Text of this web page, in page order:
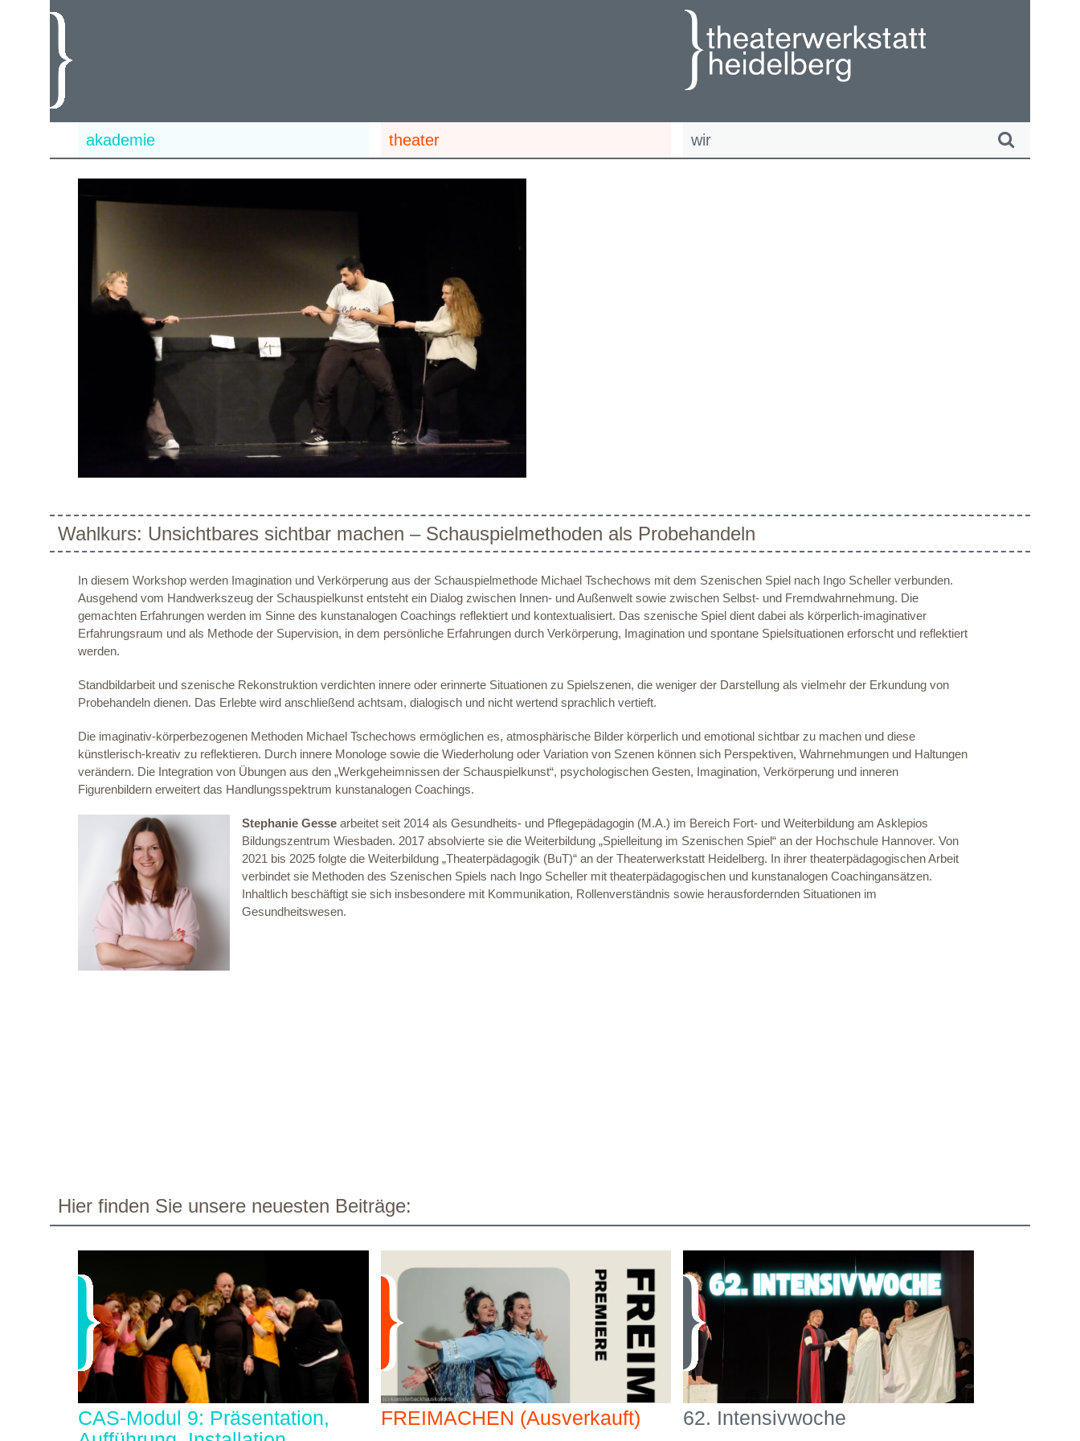
akademie theater wir
Wahlkurs: Unsichtbares sichtbar machen – Schauspielmethoden als Probehandeln
In diesem Workshop werden Imagination und Verkörperung aus der Schauspielmethode Michael Tschechows mit dem Szenischen Spiel nach Ingo Scheller verbunden.
Ausgehend vom Handwerkszeug der Schauspielkunst entsteht ein Dialog zwischen Innen- und Außenwelt sowie zwischen Selbst- und Fremdwahrnehmung. Die
gemachten Erfahrungen werden im Sinne des kunstanalogen Coachings reflektiert und kontextualisiert. Das szenische Spiel dient dabei als körperlich-imaginativer
Erfahrungsraum und als Methode der Supervision, in dem persönliche Erfahrungen durch Verkörperung, Imagination und spontane Spielsituationen erforscht und reflektiert
werden.
Standbildarbeit und szenische Rekonstruktion verdichten innere oder erinnerte Situationen zu Spielszenen, die weniger der Darstellung als vielmehr der Erkundung von
Probehandeln dienen. Das Erlebte wird anschließend achtsam, dialogisch und nicht wertend sprachlich vertieft.
Die imaginativ-körperbezogenen Methoden Michael Tschechows ermöglichen es, atmosphärische Bilder körperlich und emotional sichtbar zu machen und diese
künstlerisch-kreativ zu reflektieren. Durch innere Monologe sowie die Wiederholung oder Variation von Szenen können sich Perspektiven, Wahrnehmungen und Haltungen
verändern. Die Integration von Übungen aus den „Werkgeheimnissen der Schauspielkunst“, psychologischen Gesten, Imagination, Verkörperung und inneren
Figurenbildern erweitert das Handlungsspektrum kunstanalogen Coachings.
Stephanie Gesse arbeitet seit 2014 als Gesundheits- und Pflegepädagogin (M.A.) im Bereich Fort- und Weiterbildung am Asklepios
Bildungszentrum Wiesbaden. 2017 absolvierte sie die Weiterbildung „Spielleitung im Szenischen Spiel“ an der Hochschule Hannover. Von
2021 bis 2025 folgte die Weiterbildung „Theaterpädagogik (BuT)“ an der Theaterwerkstatt Heidelberg. In ihrer theaterpädagogischen Arbeit
verbindet sie Methoden des Szenischen Spiels nach Ingo Scheller mit theaterpädagogischen und kunstanalogen Coachingansätzen.
Inhaltlich beschäftigt sie sich insbesondere mit Kommunikation, Rollenverständnis sowie herausfordernden Situationen im
Gesundheitswesen.
Hier finden Sie unsere neuesten Beiträge:
CAS-Modul 9: Präsentation,
FREIMACHEN (Ausverkauft) 62. Intensivwoche